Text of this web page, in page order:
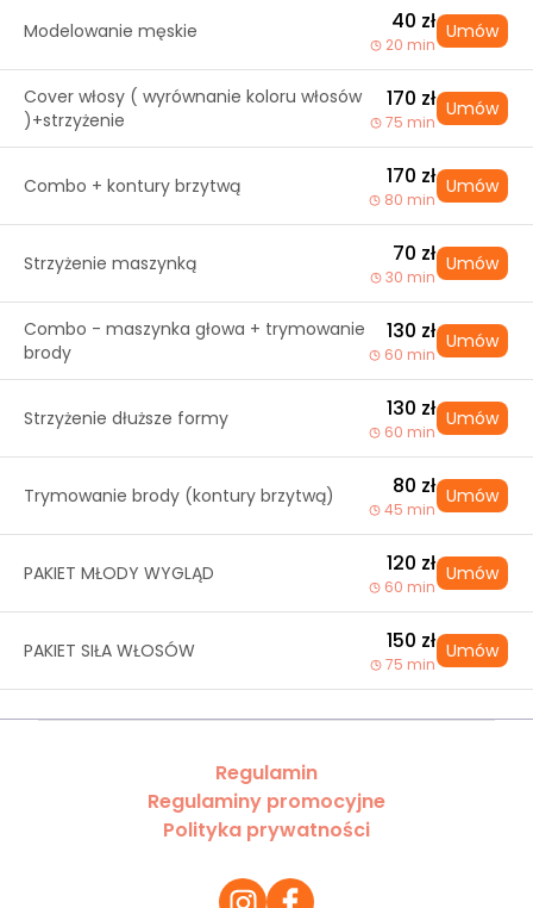
Modelowanie męskie 40 zł
20 min
Umów
Cover włosy ( wyrównanie koloru włosów
)+strzyżenie
170 zł
75 min
Umów
Combo + kontury brzytwą 170 zł
80 min
Umów
Strzyżenie maszynką 70 zł
30 min
Umów
Combo - maszynka głowa + trymowanie
brody
130 zł
60 min
Umów
Strzyżenie dłuższe formy 130 zł
60 min
Umów
Trymowanie brody (kontury brzytwą) 80 zł
45 min
Umów
PAKIET MŁODY WYGLĄD 120 zł
60 min
Umów
PAKIET SIŁA WŁOSÓW 150 zł
75 min
Umów
Regulamin
Regulaminy promocyjne
Polityka prywatności